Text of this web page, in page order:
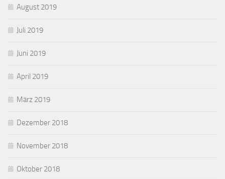
August 2019
Juli 2019
Juni 2019
April 2019
März 2019
Dezember 2018
November 2018
Oktober 2018